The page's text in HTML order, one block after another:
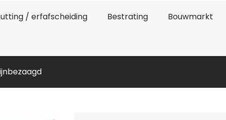
/ erfafscheiding Bestrating Bouwmarkt